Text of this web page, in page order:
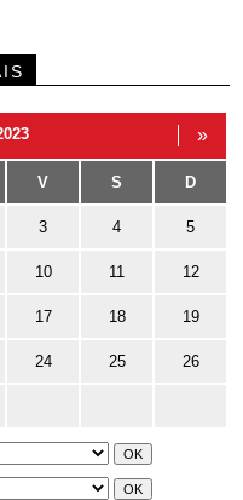
»
V S D
3 4 5
10 11 12
17 18 19
24 25 26